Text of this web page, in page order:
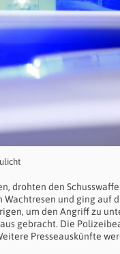
drohten den
und ging auf
um den Angriff zu
gebracht. Die
Presseauskünfte